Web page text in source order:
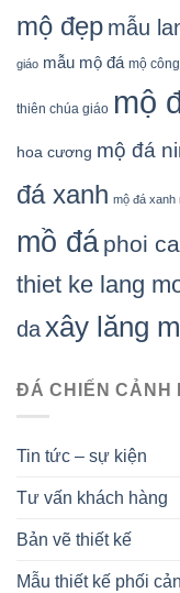
mộ đẹp mẫu
giáo mẫu mộ đá mộ
thiên chúa giáo mộ
hoa cương mộ đá
đá xanh mộ đá xanh
mồ đá phoi
thiet ke lang
daxây lăng
ĐÁ CHIẾN CẢNH
Tin tức – sự kiện
Tư vấn khách hàng
Bản vẽ thiết kế
Mẫu thiết kế phối